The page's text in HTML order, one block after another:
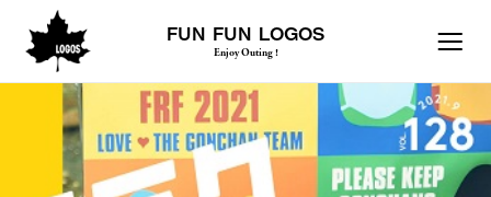
FUN FUN LOGOS
Enjoy Outing !